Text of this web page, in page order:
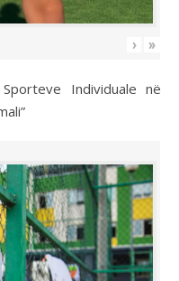
› »
Individuale në